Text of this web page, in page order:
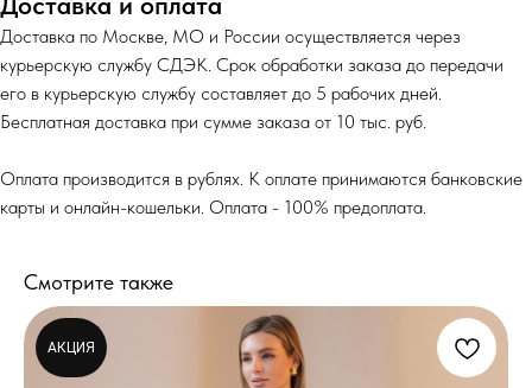
Доставка по Москве, МО и России осуществляется через
курьерскую службу СДЭК. Срок обработки заказа до передачи
его в курьерскую службу составляет до 5 рабочих дней.
Бесплатная доставка при сумме заказа от 10 тыс. руб.
Оплата производится в рублях. К оплате принимаются банковские
карты и онлайн-кошельки. Оплата - 100% предоплата.
Смотрите также
АКЦИЯ